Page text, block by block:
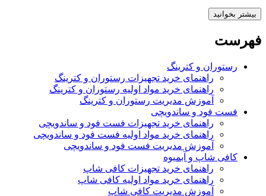
بیشتر بخوانید
فهرست
رستوران و کترینگ
راهنمای خرید تجهیزات رستوران و کترینگ
راهنمای خرید مواد اولیه رستوران و کترینگ
آموزش مدیریت رستوران و کترینگ
فست فود و ساندویچی
راهنمای خرید تجهیزات فست فود و ساندویچی
راهنمای خرید مواد اولیه فست فود و ساندویچی
آموزش مدیریت فست فود و ساندویچی
کافی شاپ و آبمیوه
راهنمای خرید تجهیزات کافی شاپ
راهنمای خرید مواد اولیه کافی‌ شاپ‌
آموزش مدیریت کافی شاپ